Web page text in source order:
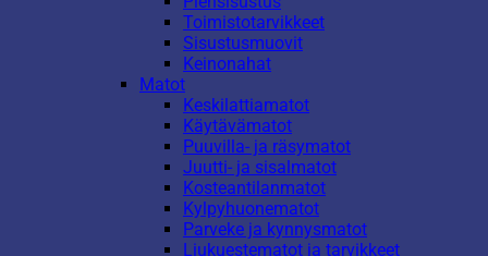
Toimistotarvikkeet
Sisustusmuovit
Keinonahat
Matot
Keskilattiamatot
Käytävämatot
Puuvilla- ja räsymatot
Juutti- ja sisalmatot
Kosteantilanmatot
Kylpyhuonematot
Parveke ja kynnysmatot
Liukuestematot ja tarvikkeet